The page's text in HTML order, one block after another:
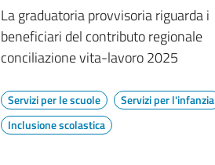
La graduatoria provvisoria riguarda i
beneficiari del contributo regionale
conciliazione vita-lavoro 2025
Servizi per le scuole
Servizi per l'infanzia
Inclusione scolastica